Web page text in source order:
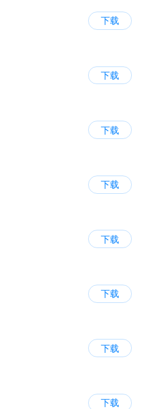
下载
下载
下载
下载
下载
下载
下载
下载